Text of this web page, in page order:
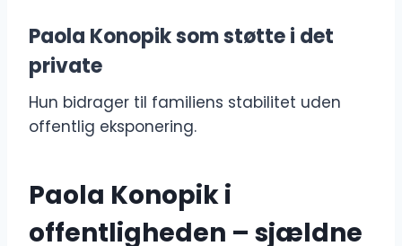
Paola Konopik som støtte i det
private
Hun bidrager til familiens stabilitet uden
offentlig eksponering.
Paola Konopik i
offentligheden – sjældne